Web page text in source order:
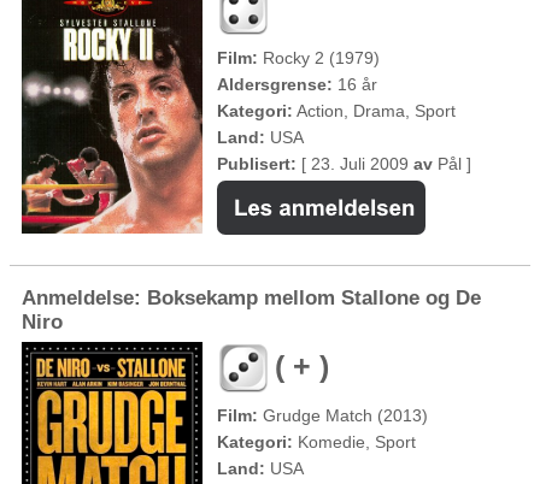
Film: Rocky 2 (1979)
Aldersgrense: 16 år
Kategori: Action, Drama, Sport
Land: USA
Publisert: [ 23. Juli 2009 av Pål ]
Anmeldelse: Boksekamp mellom Stallone og De
Niro
( + )
Film: Grudge Match (2013)
Kategori: Komedie, Sport
Land: USA